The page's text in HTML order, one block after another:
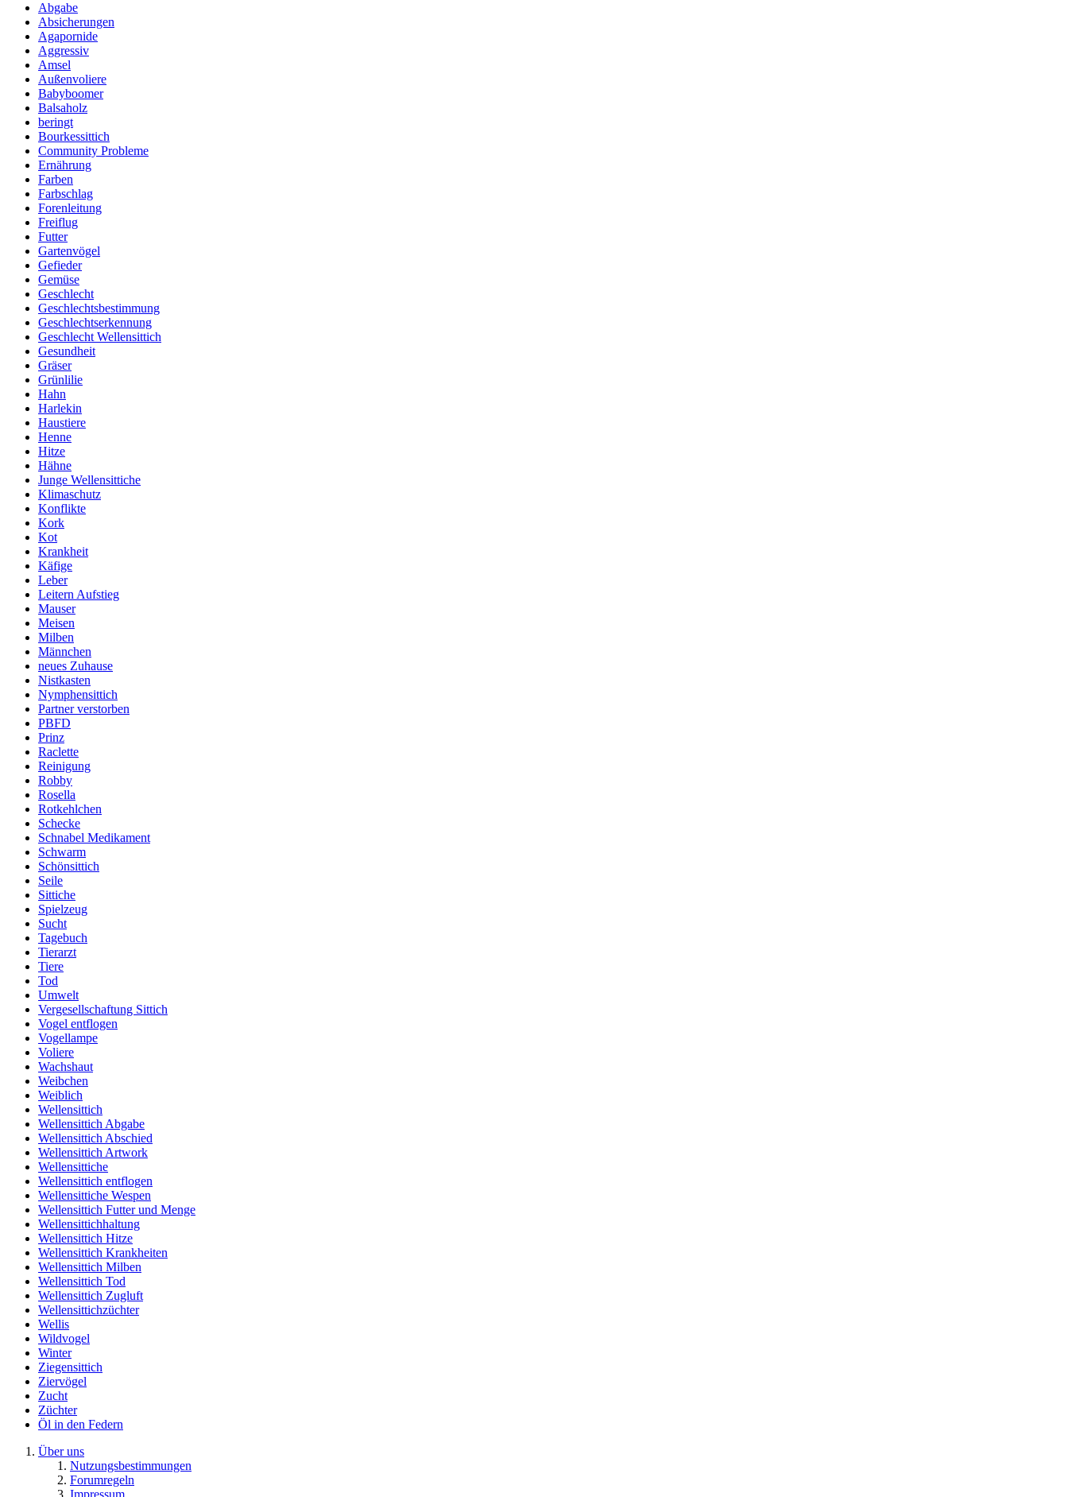
Abgabe
Absicherungen
Agapornide
Aggressiv
Amsel
Außenvoliere
Babyboomer
Balsaholz
beringt
Bourkessittich
Community Probleme
Ernährung
Farben
Farbschlag
Forenleitung
Freiflug
Futter
Gartenvögel
Gefieder
Gemüse
Geschlecht
Geschlechtsbestimmung
Geschlechtserkennung
Geschlecht Wellensittich
Gesundheit
Gräser
Grünlilie
Hahn
Harlekin
Haustiere
Henne
Hitze
Hähne
Junge Wellensittiche
Klimaschutz
Konflikte
Kork
Kot
Krankheit
Käfige
Leber
Leitern Aufstieg
Mauser
Meisen
Milben
Männchen
neues Zuhause
Nistkasten
Nymphensittich
Partner verstorben
PBFD
Prinz
Raclette
Reinigung
Robby
Rosella
Rotkehlchen
Schecke
Schnabel Medikament
Schwarm
Schönsittich
Seile
Sittiche
Spielzeug
Sucht
Tagebuch
Tierarzt
Tiere
Tod
Umwelt
Vergesellschaftung Sittich
Vogel entflogen
Vogellampe
Voliere
Wachshaut
Weibchen
Weiblich
Wellensittich
Wellensittich Abgabe
Wellensittich Abschied
Wellensittich Artwork
Wellensittiche
Wellensittich entflogen
Wellensittiche Wespen
Wellensittich Futter und Menge
Wellensittichhaltung
Wellensittich Hitze
Wellensittich Krankheiten
Wellensittich Milben
Wellensittich Tod
Wellensittich Zugluft
Wellensittichzüchter
Wellis
Wildvogel
Winter
Ziegensittich
Ziervögel
Zucht
Züchter
Öl in den Federn
Über uns
Nutzungsbestimmungen
Forumregeln